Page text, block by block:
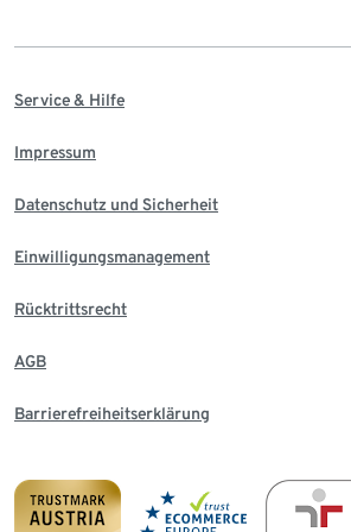
Service & Hilfe
Impressum
Datenschutz und Sicherheit
Einwilligungsmanagement
Rücktrittsrecht
AGB
Barrierefreiheitserklärung